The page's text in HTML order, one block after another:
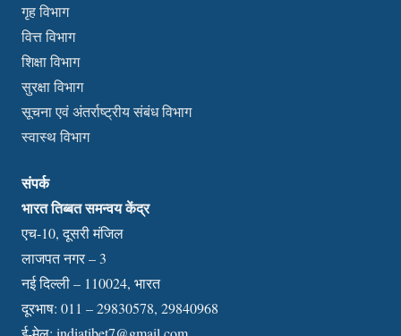
गृह विभाग
वित्त विभाग
शिक्षा विभाग
सुरक्षा विभाग
सूचना एवं अंतर्राष्ट्रीय संबंध विभाग
स्वास्थ विभाग
संपर्क
भारत तिब्बत समन्वय केंद्र
एच-10, दूसरी मंजिल
लाजपत नगर – 3
नई दिल्ली – 110024, भारत
दूरभाष: 011 – 29830578, 29840968